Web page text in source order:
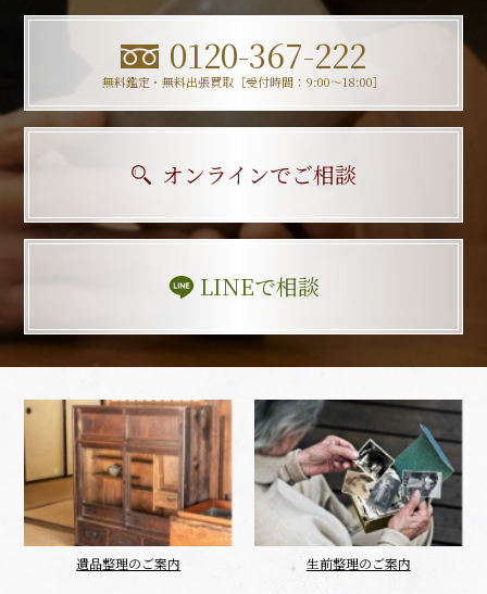
0120-367-222
無料鑑定・無料出張買取［受付時間：9:00〜18:00］
オンラインでご相談
LINEで相談
遺品整理のご案内 生前整理のご案内